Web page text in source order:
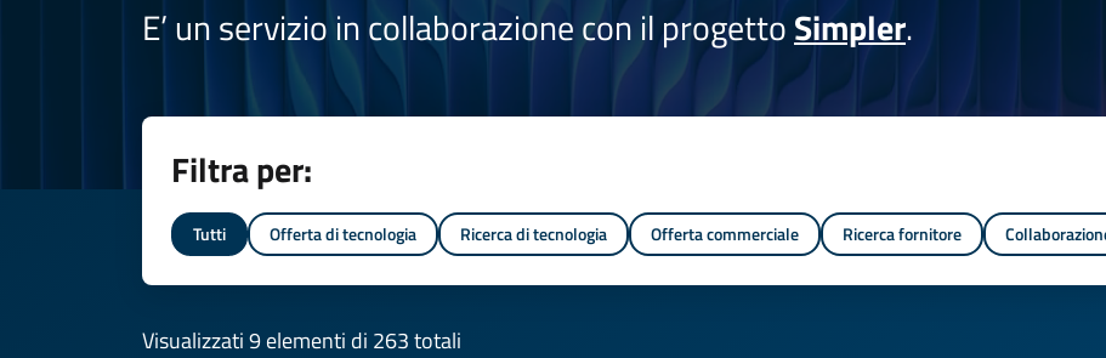
E’ un servizio in collaborazione con il progettoSimpler.
Filtra per:
Tutti Offerta di tecnologia Ricerca di tecnologia Offerta commerciale Ricerca fornitore
Visualizzati 9 elementi di 263 totali